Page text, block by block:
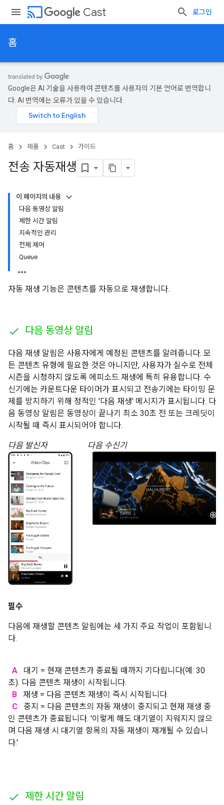
cast Cast 로그인
홈
Google은 AI 기술을 사용하여 콘텐츠를 사용자의 기본 언어로 번역합니
다. AI 번역에는 오류가 있을 수 있습니다.
홈 제품 Cast 가이드
전송 자동재생
이 페이지의 내용
다음 동영상 알림
제한 시간 알림
지속적인 관리
전체 제어
Queue
자동 재생 기능은 콘텐츠를 자동으로 재생합니다.
다음 동영상 알림
다음 재생 알림은 사용자에게 예정된 콘텐츠를 알려줍니다. 모
든 콘텐츠 유형에 필요한 것은 아니지만, 사용자가 실수로 전체
시즌을 시청하지 않도록 에피소드 재생에 특히 유용합니다. 수
신기에는 카운트다운 타이머가 표시되고 전송기에는 타이밍 문
제를 방지하기 위해 정적인 '다음 재생' 메시지가 표시됩니다. 다
음 동영상 알림은 동영상이 끝나기 최소 30초 전 또는 크레딧이
시작될 때 즉시 표시되어야 합니다.
다음 발신자 다음 수신기
필수
다음에 재생할 콘텐츠 알림에는 세 가지 주요 작업이 포함됩니
다.
A
대기 = 현재 콘텐츠가 종료될 때까지 기다립니다(예: 30
초). 다음 콘텐츠 재생이 시작됩니다.
B
재생 = 다음 콘텐츠 재생이 즉시 시작됩니다.
C
중지 = 다음 콘텐츠의 자동 재생이 중지되고 현재 재생 중
인 콘텐츠가 종료됩니다. '이렇게 해도 대기열이 지워지지 않으
며 다음 재생 시 대기열 항목의 자동 재생이 재개될 수 있습니
다.'
제한 시간 알림